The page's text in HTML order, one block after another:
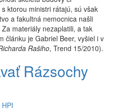
ktorou ministri rátajú, sú však
a fakultná nemocnica našli
materiály nezaplatili, a tak
článku je Gabriel Beer, vyšiel i v
Rašiho, Trend 15/2010).
Rázsochy
HPI